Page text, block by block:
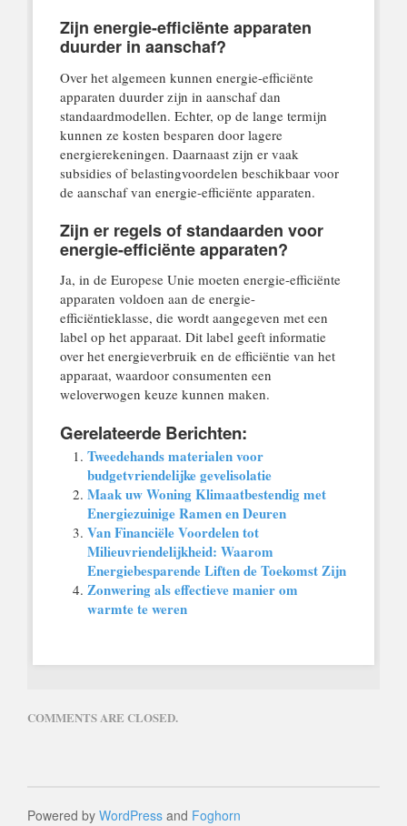
Zijn energie-efficiënte apparaten
duurder in aanschaf?
Over het algemeen kunnen energie-efficiënte
apparaten duurder zijn in aanschaf dan
standaardmodellen. Echter, op de lange termijn
kunnen ze kosten besparen door lagere
energierekeningen. Daarnaast zijn er vaak
subsidies of belastingvoordelen beschikbaar voor
de aanschaf van energie-efficiënte apparaten.
Zijn er regels of standaarden voor
energie-efficiënte apparaten?
Ja, in de Europese Unie moeten energie-efficiënte
apparaten voldoen aan de energie-
efficiëntieklasse, die wordt aangegeven met een
label op het apparaat. Dit label geeft informatie
over het energieverbruik en de efficiëntie van het
apparaat, waardoor consumenten een
weloverwogen keuze kunnen maken.
Gerelateerde Berichten:
Tweedehands materialen voor
budgetvriendelijke gevelisolatie
Maak uw Woning Klimaatbestendig met
Energiezuinige Ramen en Deuren
Van Financiële Voordelen tot
Milieuvriendelijkheid: Waarom
Energiebesparende Liften de Toekomst Zijn
Zonwering als effectieve manier om
warmte te weren
COMMENTS ARE CLOSED.
Powered by WordPress and Foghorn